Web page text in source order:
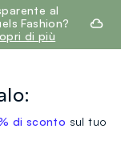
77499 (IRON
77266 (NANO)
GLYCOL,
CI 77891
al
Fashion?
di più
di sconto sul tuo